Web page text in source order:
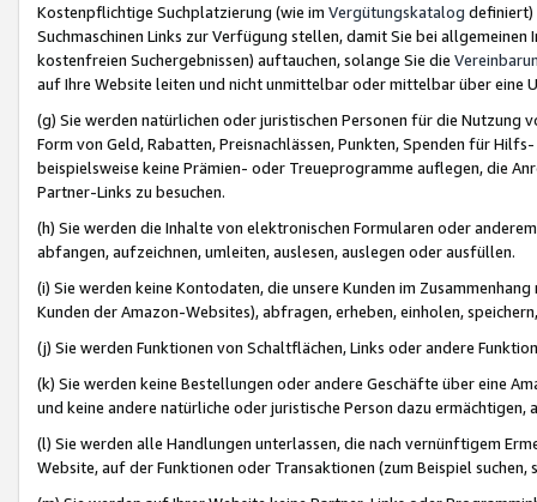
Kostenpflichtige Suchplatzierung (wie im Vergütungskatalog definiert)
Suchmaschinen Links zur Verfügung stellen, damit Sie bei
kostenfreien Suchergebnissen) auftauchen, solange Sie die
auf Ihre Website leiten und nicht unmittelbar oder mittelbar über eine
(g) Sie werden natürlichen oder juristischen Personen für die Nutzung
Form von Geld, Rabatten, Preisnachlässen, Punkten, Spenden für
beispielsweise keine Prämien- oder Treueprogramme auflegen, die
Partner-Links zu besuchen.
(h) Sie werden die Inhalte von elektronischen Formularen oder
abfangen, aufzeichnen, umleiten, auslesen, auslegen oder ausfüllen.
(i) Sie werden keine Kontodaten, die unsere Kunden im
Kunden der Amazon-Websites), abfragen, erheben, einholen,
(j) Sie werden Funktionen von Schaltflächen, Links oder andere
(k) Sie werden keine Bestellungen oder andere Geschäfte über eine
und keine andere natürliche oder juristische Person dazu
(l) Sie werden alle Handlungen unterlassen, die nach vernünftigem
Website, auf der Funktionen oder Transaktionen (zum Beispiel